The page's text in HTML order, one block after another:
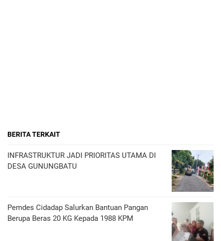
BERITA TERKAIT
INFRASTRUKTUR JADI PRIORITAS UTAMA DI
DESA GUNUNGBATU
Pemdes Cidadap Salurkan Bantuan Pangan
Berupa Beras 20 KG Kepada 1988 KPM